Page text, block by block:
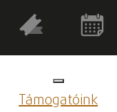
Támogatóink